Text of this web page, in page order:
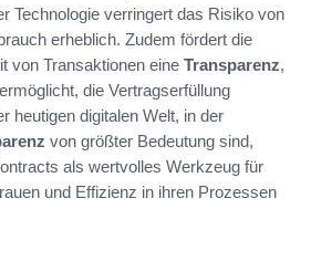
Technologie verringert das Risiko von
erheblich. Zudem fördert die
von Transaktionen eine Transparenz,
die Vertragserfüllung
heutigen digitalen Welt, in der
von größter Bedeutung sind,
als wertvolles Werkzeug für
und Effizienz in ihren Prozessen